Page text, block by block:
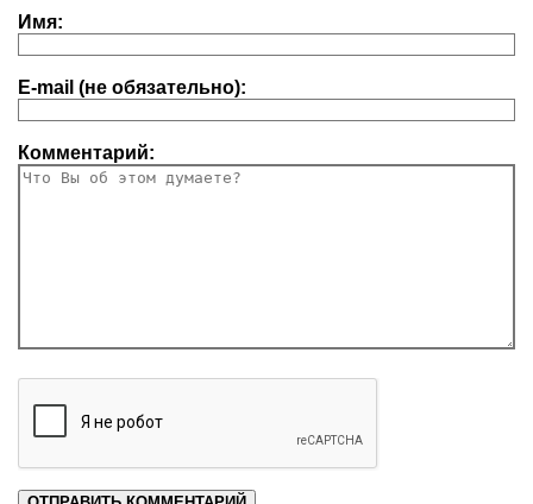
Имя:
E-mail (не обязательно):
Комментарий: